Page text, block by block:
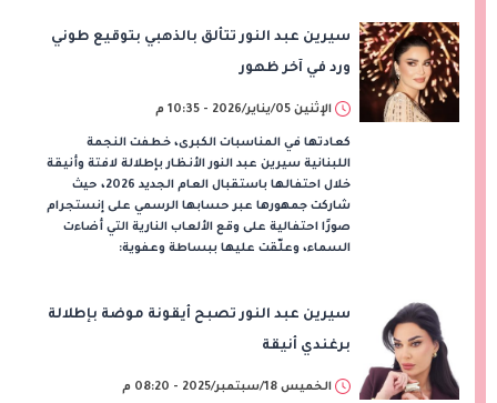
سيرين عبد النور تتألق بالذهبي بتوقيع طوني
ورد في آخر ظهور
الإثنين 05/يناير/2026 - 10:35 م
كعادتها في المناسبات الكبرى، خطفت النجمة
اللبنانية سيرين عبد النور الأنظار بإطلالة لافتة وأنيقة
خلال احتفالها باستقبال العام الجديد 2026، حيث
شاركت جمهورها عبر حسابها الرسمي على إنستجرام
صورًا احتفالية على وقع الألعاب النارية التي أضاءت
السماء، وعلّقت عليها ببساطة وعفوية:
سيرين عبد النور تصبح أيقونة موضة بإطلالة
برغندي أنيقة
الخميس 18/سبتمبر/2025 - 08:20 م